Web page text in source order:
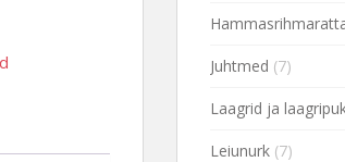
Juhtmed (7)
Laagrid ja
Leiunurk (7)